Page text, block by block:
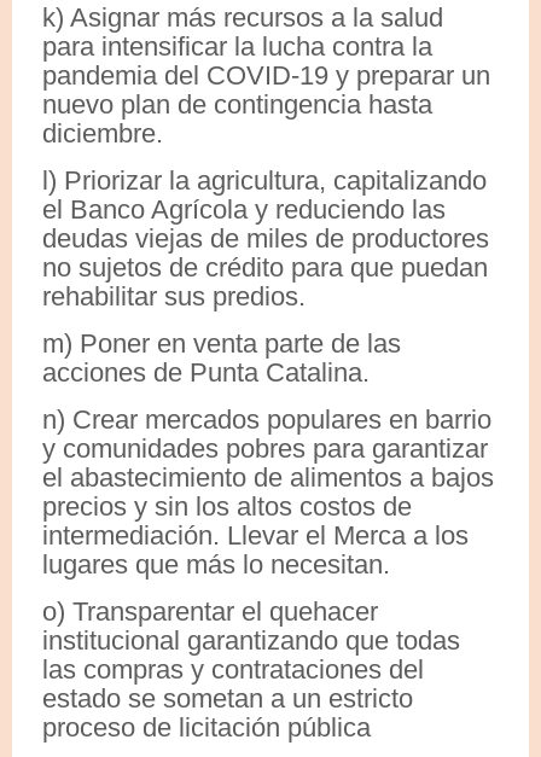
k) Asignar más recursos a la salud
para intensificar la lucha contra la
pandemia del COVID-19 y preparar un
nuevo plan de contingencia hasta
diciembre.
l) Priorizar la agricultura, capitalizando
el Banco Agrícola y reduciendo las
deudas viejas de miles de productores
no sujetos de crédito para que puedan
rehabilitar sus predios.
m) Poner en venta parte de las
acciones de Punta Catalina.
n) Crear mercados populares en barrio
y comunidades pobres para garantizar
el abastecimiento de alimentos a bajos
precios y sin los altos costos de
intermediación. Llevar el Merca a los
lugares que más lo necesitan.
o) Transparentar el quehacer
institucional garantizando que todas
las compras y contrataciones del
estado se sometan a un estricto
proceso de licitación pública